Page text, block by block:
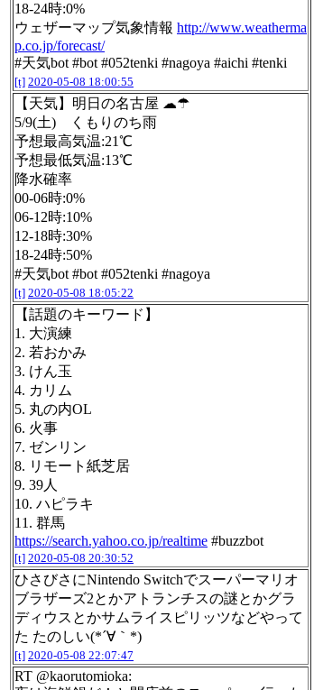
18-24時:0%
ウェザーマップ気象情報 http://www.weatherma
p.co.jp/forecast/
#天気bot #bot #052tenki #nagoya #aichi #tenki
[t] 2020-05-08 18:00:55
【天気】明日の名古屋 ☁☂
5/9(土) くもりのち雨
予想最高気温:21℃
予想最低気温:13℃
降水確率
00-06時:0%
06-12時:10%
12-18時:30%
18-24時:50%
#天気bot #bot #052tenki #nagoya
[t] 2020-05-08 18:05:22
【話題のキーワード】
1. 大演練
2. 若おかみ
3. けん玉
4. カリム
5. 丸の内OL
6. 火事
7. ゼンリン
8. リモート紙芝居
9. 39人
10. ハピラキ
11. 群馬
https://search.yahoo.co.jp/realtime #buzzbot
[t] 2020-05-08 20:30:52
ひさびさにNintendo Switchでスーパーマリオ
ブラザーズ2とかアトランチスの謎とかグラ
ディウスとかサムライスピリッツなどやって
た たのしい(*´∀｀*)
[t] 2020-05-08 22:07:47
RT @kaorutomioka: